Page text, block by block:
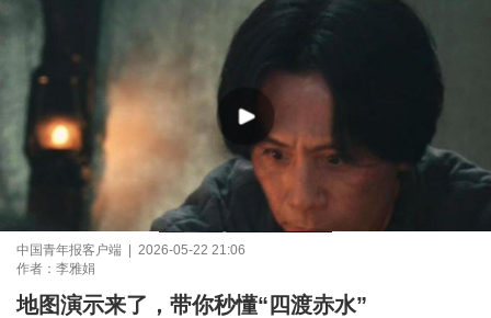
中国青年报客户端 | 2026-05-22 21:06
作者：李雅娟
地图演示来了，带你秒懂“四渡赤水”